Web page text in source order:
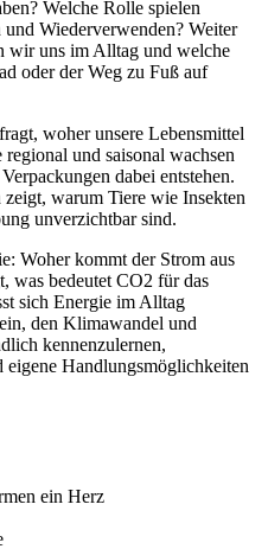
Welche Rolle spielen
Wiederverwenden? Weiter
wir uns im Alltag und welche
oder der Weg zu Fuß auf
woher unsere Lebensmittel
und saisonal wachsen
dabei entstehen.
warum Tiere wie Insekten
unverzichtbar sind.
Woher kommt der Strom aus
was bedeutet CO2 für das
sich Energie im Alltag
den Klimawandel und
kennenzulernen,
eigene Handlungsmöglichkeiten